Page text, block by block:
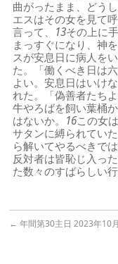
曲がったまま、どう
エスはその女を見て
言って、 13その上に
まっすぐになり、神を
スが安息日に病人を
た。「働くべき日は
よい。安息日はいけな
れた。「偽善者たち
牛やろばを飼い葉桶
はないか。 16この女
サタンに縛られてい
ら解いてやるべきで
反対者は皆恥じ入っ
た数々のすばらしい
← 年間第30主日 2023年10